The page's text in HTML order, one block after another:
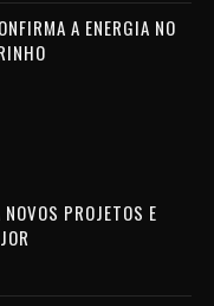
A ENERGIA NO
PROJETOS E